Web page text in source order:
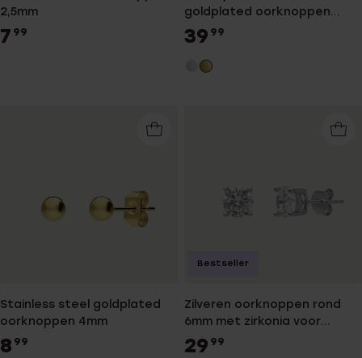
2,5mm
7 99
goldplated oorknoppen
mattenklopper kristal
39 99
Stainless steel goldplated
oorknoppen 4mm
8 99
Zilveren oorknoppen rond
6mm met zirkonia voor
dames
29 99
Bestseller